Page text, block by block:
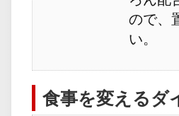
ので、
い。
食事を変えるダ